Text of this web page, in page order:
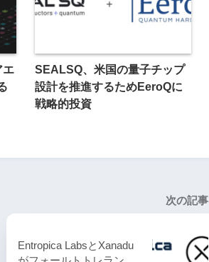
エ
SEALSQ、米国の量子チップ
設計を推進するためEeroQに
戦略的投資
次の記事
Entropica LabsとXanadu